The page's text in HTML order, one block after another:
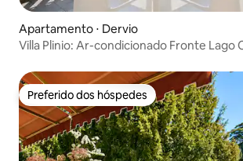
Apartamento ⋅ Dervio
Villa Plinio: Ar-condicionado Fronte Lago
Preferido dos hóspedes
Preferido dos hóspedes